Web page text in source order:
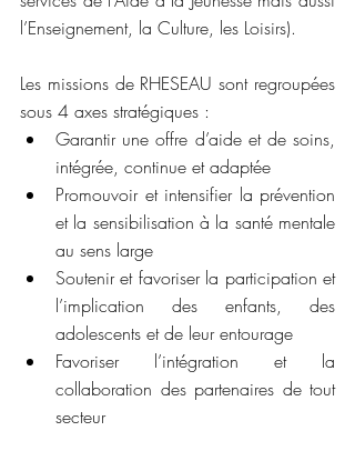
l’Enseignement, la Culture, les Loisirs).
Les missions de RHESEAU sont regroupées
sous 4 axes stratégiques :
Garantir une offre d’aide et de soins,
intégrée, continue et adaptée
Promouvoir et intensifier la prévention
et la sensibilisation à la santé mentale
au sens large
Soutenir et favoriser la participation et
l’implication des enfants, des
adolescents et de leur entourage
Favoriser l’intégration et la
collaboration des partenaires de tout
secteur